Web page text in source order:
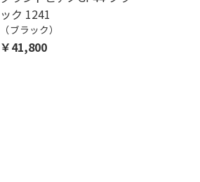
ック 1241
（ブラック）
￥41,800